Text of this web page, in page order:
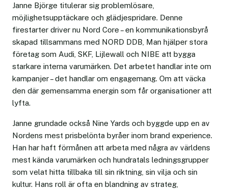
Janne Björge titulerar sig problemlösare,
möjlighetsupptäckare och glädjespridare. Denne
firestarter driver nu Nord Core – en kommunikationsbyrå
skapad tillsammans med NORD DDB, Man hjälper stora
företag som Audi, SKF, Lijlewall och NIBE att bygga
starkare interna varumärken. Det arbetet handlar inte om
kampanjer – det handlar om engagemang. Om att väcka
den där gemensamma energin som får organisationer att
lyfta.
Janne grundade också Nine Yards och byggde upp en av
Nordens mest prisbelönta byråer inom brand experience.
Han har haft förmånen att arbeta med några av världens
mest kända varumärken och hundratals ledningsgrupper
som velat hitta tillbaka till sin riktning, sin vilja och sin
kultur. Hans roll är ofta en blandning av strateg,